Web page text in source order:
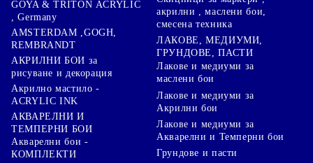
GOYA & TRITON АCRYLIC
, Germany
AMSTERDAM ,GOGH,
REMBRANDT
АКРИЛНИ БОИ за
рисуване и декорация
Акрилно мастило -
ACRYLIC INK
АКВАРЕЛНИ И
ТЕМПЕРНИ БОИ
Акварелни бои -
КОМПЛЕКТИ
акрилни , маслени бои,
смесена техника
ЛАКОВЕ, МЕДИУМИ,
ГРУНДОВЕ, ПАСТИ
Лакове и медиуми за
маслени бои
Лакове и медиуми за
Акрилни бои
Лакове и медиуми за
Акварелни и Темперни бои
Грундове и пасти